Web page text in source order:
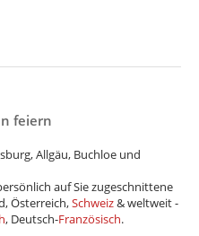
feiern
Allgäu, Buchloe und
auf Sie zugeschnittene
Österreich,Schweiz& weltweit -
, Deutsch-Französisch.